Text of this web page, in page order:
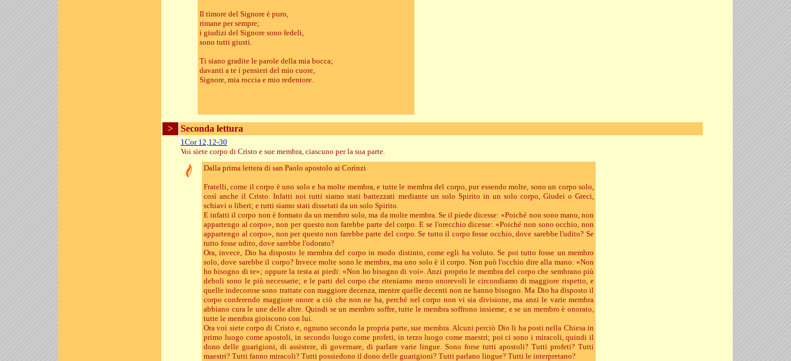
Il timore del Signore è puro,
rimane per sempre;
i giudizi del Signore sono fedeli,
sono tutti giusti.
Ti siano gradite le parole della mia bocca;
davanti a te i pensieri del mio cuore,
Signore, mia roccia e mio redentore.
> Seconda lettura
1Cor 12,12-30
Voi siete corpo di Cristo e sue membra, ciascuno per la sua parte.
Dalla prima lettera di san Paolo apostolo ai Corìnzi
Fratelli, come il corpo è uno solo e ha molte membra, e tutte le membra del corpo, pur essendo molte, sono un corpo solo,
così anche il Cristo. Infatti noi tutti siamo stati battezzati mediante un solo Spirito in un solo corpo, Giudei o Greci,
schiavi o liberi; e tutti siamo stati dissetati da un solo Spirito.
E infatti il corpo non è formato da un membro solo, ma da molte membra. Se il piede dicesse: «Poiché non sono mano, non
appartengo al corpo», non per questo non farebbe parte del corpo. E se l'orecchio dicesse: «Poiché non sono occhio, non
appartengo al corpo», non per questo non farebbe parte del corpo. Se tutto il corpo fosse occhio, dove sarebbe l'udito? Se
tutto fosse udito, dove sarebbe l'odorato?
Ora, invece, Dio ha disposto le membra del corpo in modo distinto, come egli ha voluto. Se poi tutto fosse un membro
solo, dove sarebbe il corpo? Invece molte sono le membra, ma uno solo è il corpo. Non può l'occhio dire alla mano: «Non
ho bisogno di te»; oppure la testa ai piedi: «Non ho bisogno di voi». Anzi proprio le membra del corpo che sembrano più
deboli sono le più necessarie; e le parti del corpo che riteniamo meno onorevoli le circondiamo di maggiore rispetto, e
quelle indecorose sono trattate con maggiore decenza, mentre quelle decenti non ne hanno bisogno. Ma Dio ha disposto il
corpo conferendo maggiore onore a ciò che non ne ha, perché nel corpo non vi sia divisione, ma anzi le varie membra
abbiano cura le une delle altre. Quindi se un membro soffre, tutte le membra soffrono insieme; e se un membro è onorato,
tutte le membra gioiscono con lui.
Ora voi siete corpo di Cristo e, ognuno secondo la propria parte, sue membra. Alcuni perciò Dio li ha posti nella Chiesa in
primo luogo come apostoli, in secondo luogo come profeti, in terzo luogo come maestri; poi ci sono i miracoli, quindi il
dono delle guarigioni, di assistere, di governare, di parlare varie lingue. Sono forse tutti apostoli? Tutti profeti? Tutti
maestri? Tutti fanno miracoli? Tutti possiedono il dono delle guarigioni? Tutti parlano lingue? Tutti le interpretano?